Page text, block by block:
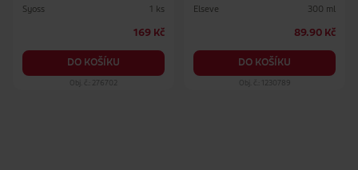
Syoss 1 ks
169 Kč
DO KOŠÍKU
Obj. č.: 276702
Elseve 300 ml
89.90 Kč
DO KOŠÍKU
Obj. č.: 1230789